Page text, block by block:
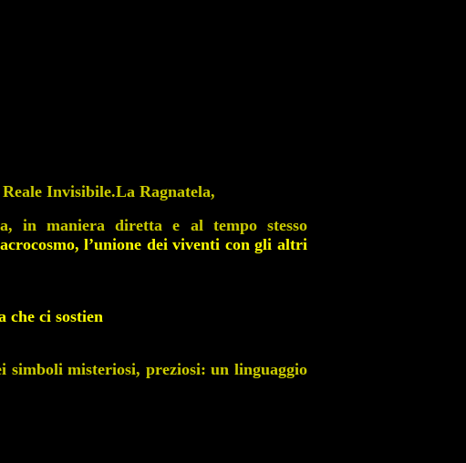
Invisibile.La Ragnatela,
in maniera diretta e al tempo stesso
l’unione dei viventi con gli altri
che ci sostien
simboli misteriosi, preziosi: un linguaggio